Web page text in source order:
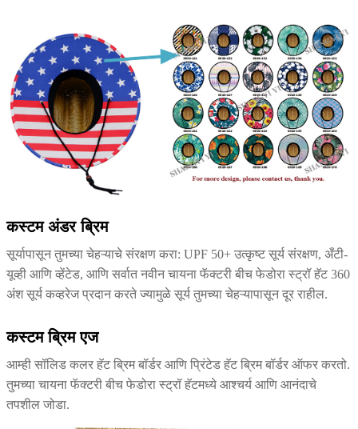
कस्टम अंडर ब्रिम
सूर्यापासून तुमच्या चेहऱ्याचे संरक्षण करा: UPF 50+ उत्कृष्ट सूर्य संरक्षण, अँटी-
यूव्ही आणि व्हेंटेड, आणि सर्वात नवीन चायना फॅक्टरी बीच फेडोरा स्ट्रॉ हॅट 360
अंश सूर्य कव्हरेज प्रदान करते ज्यामुळे सूर्य तुमच्या चेहऱ्यापासून दूर राहील.
कस्टम ब्रिम एज
आम्ही सॉलिड कलर हॅट ब्रिम बॉर्डर आणि प्रिंटेड हॅट ब्रिम बॉर्डर ऑफर करतो.
तुमच्या चायना फॅक्टरी बीच फेडोरा स्ट्रॉ हॅटमध्ये आश्चर्य आणि आनंदाचे
तपशील जोडा.